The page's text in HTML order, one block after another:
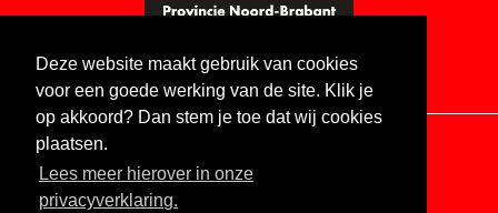
Deze website maakt gebruik van cookies
voor een goede werking van de site. Klik je
op akkoord? Dan stem je toe dat wij cookies
plaatsen.
Lees meer hierover in onze
privacyverklaring.
Contact Vacatures ANBI
Digitale toegankelijkheid